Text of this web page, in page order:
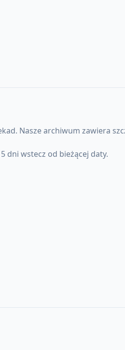
Nasze archiwum zawiera
dni wstecz od bieżącej daty.